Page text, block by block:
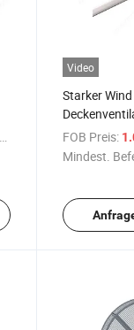
Video
Starker
geringem
FOB Preis:
Mindest.